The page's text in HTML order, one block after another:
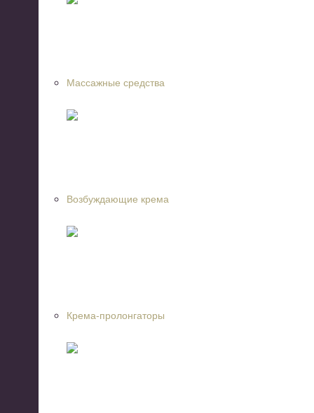
Массажные средства
Возбуждающие крема
Крема-пролонгаторы